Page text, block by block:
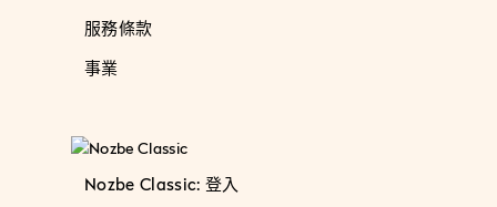
服務條款
事業
Nozbe Classic: 登入